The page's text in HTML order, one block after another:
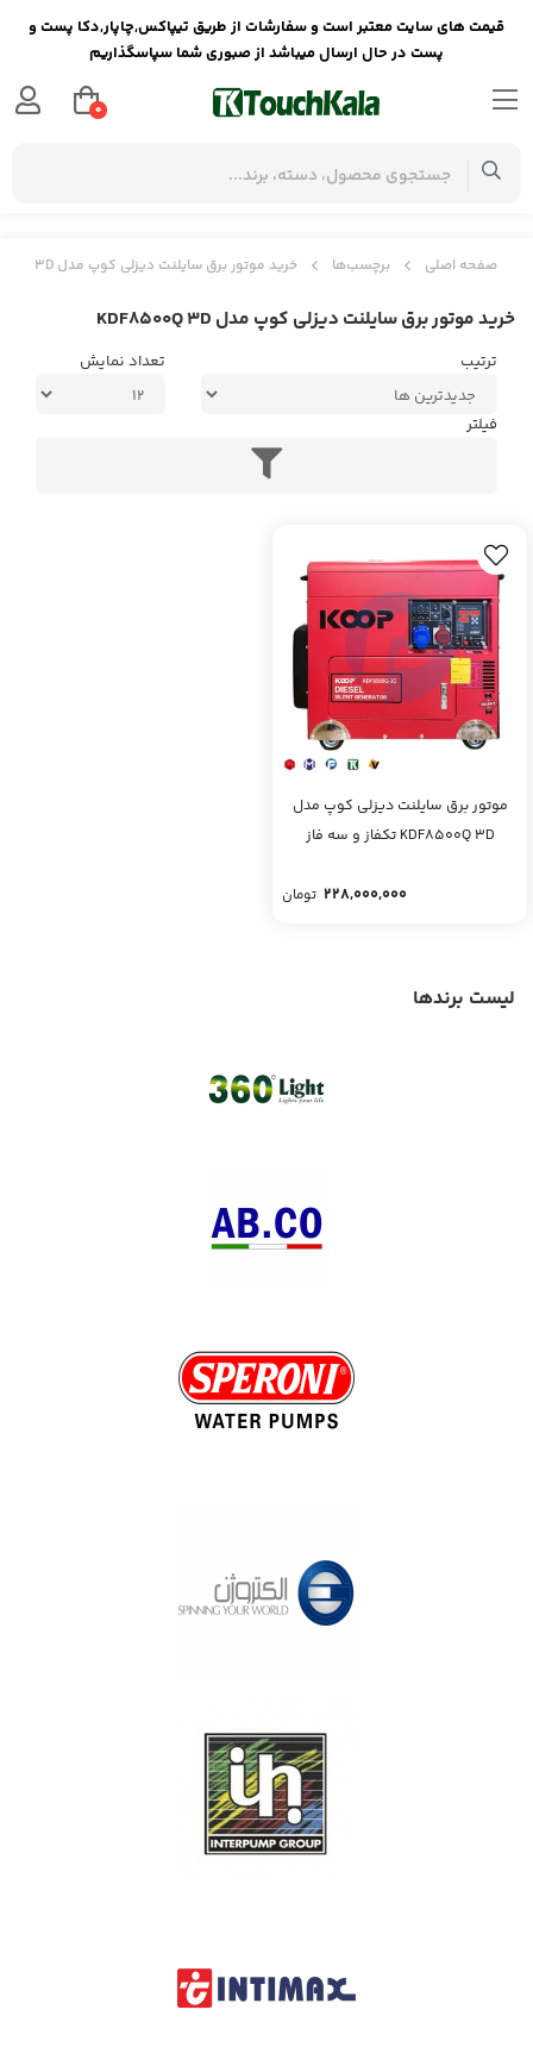
صفحه اصلی برچسب‌ها خرید موتور برق سایلنت دیزلی کوپ مدل KDF8500Q 3D
خرید موتور برق سایلنت دیزلی کوپ مدل KDF8500Q 3D
ترتیب تعداد نمایش
فیلتر
موتور برق سایلنت دیزلی کوپ مدل
KDF8500Q 3D تکفاز و سه فاز
228,000,000 تومان
لیست برندها
قیمت های سایت معتبر است و سفارشات از طریق تیپاکس,چاپار,دکا پست و
پست در حال ارسال میباشد از صبوری شما سپاسگذاریم
0